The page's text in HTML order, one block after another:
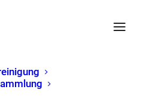
Schutz
in